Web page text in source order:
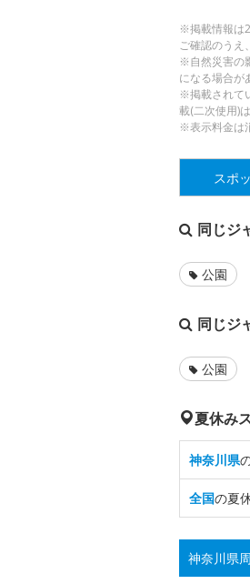
※掲載情報は
ご確認のうえ
※自然災害の
になる場合が
※掲載されて
載(二次使用)
※表示料金は
スポ
同じジ
公園
同じジ
公園
夏休み
神奈川県
全国の夏
神奈川県